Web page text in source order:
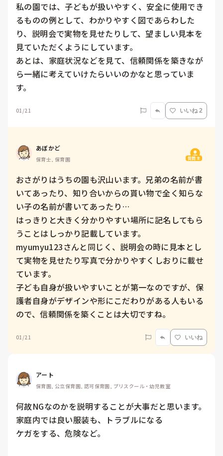
私の園では、子どもが扱いやすく、安全に使用でき
るものの例として、わかりやすく図であらわした
り、説明会で実物を見せたりして、望ましい見本を
見ていただくようにしています。
あとは、家庭状況などを見て、信頼関係を築きなが
ら一緒に考えていけたらいいのかなと思っていま
す。
01/21 いいね 2
あぼかど
保育士, 保育園 質問主
おさがりはうちの園も沢山います。兄弟の名前が書
いてあったり、知り合いからの貰い物で全く知らな
い子の名前が書いてあったり…
はっきりと大きく分かりやすい場所に記名してもら
うことはしっかり記載しています。
myumyu123さんと同じく、説明会の時に見本とし
て実物を見せたり写真で分かりやすくしおりに載せ
ています。
子ども自身が扱いやすいことが第一なのですが、保
護者自身がデザインや形にこだわりがある人もいる
ので、信頼関係を築くことは大切ですね。
01/21 いいね
アート
保育園, 公立保育園, 認可保育園, プリスクール・幼児教室
何故NGなのかを説明することが大事だと思います。
家庭内では良い服装も、トラブルになる
ケガをする、危険など。